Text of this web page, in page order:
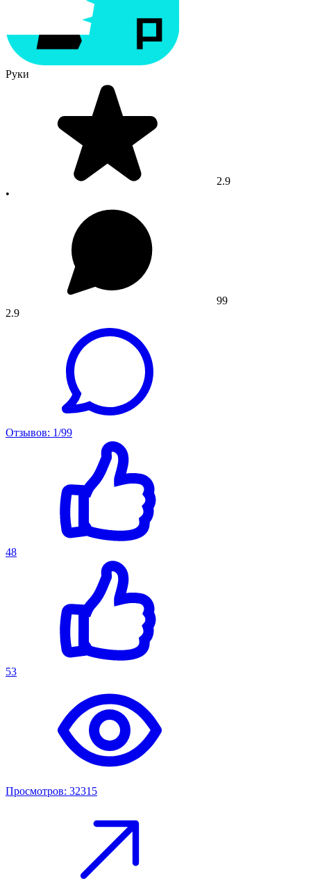
Руки
2.9
•
99
2.9
Отзывов: 1/99
48
53
Просмотров: 32315